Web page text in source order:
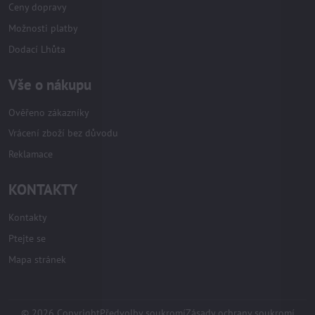
Ceny dopravy
Možnosti platby
Dodací Lhůta
Vše o nákupu
Ověřeno zákazníky
Vrácení zboží bez důvodu
Reklamace
KONTAKTY
Kontakty
Ptejte se
Mapa stránek